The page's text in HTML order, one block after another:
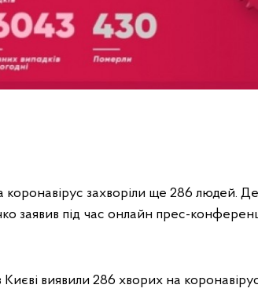
захворіли ще 286 людей.
заявив під час онлайн прес-
виявили 286 хворих на